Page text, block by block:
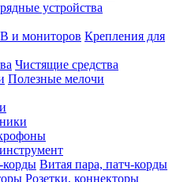
устройства
Крепления для
Чистящие средства
Полезные мелочи
Витая пара, патч-корды
Розетки, коннекторы